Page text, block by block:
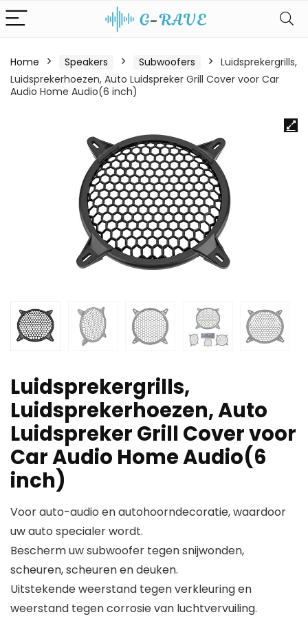
Home Speakers Subwoofers
Luidsprekergrills,
Luidsprekerhoezen, Auto Luidspreker Grill Cover voor Car
Audio Home Audio(6 inch)
Luidsprekergrills,
Luidsprekerhoezen, Auto
Luidspreker Grill Cover voor
Car Audio Home Audio(6
inch)
Voor auto-audio en autohoorndecoratie, waardoor
uw auto specialer wordt.
Bescherm uw subwoofer tegen snijwonden,
scheuren, scheuren en deuken.
Uitstekende weerstand tegen verkleuring en
weerstand tegen corrosie van luchtvervuiling.